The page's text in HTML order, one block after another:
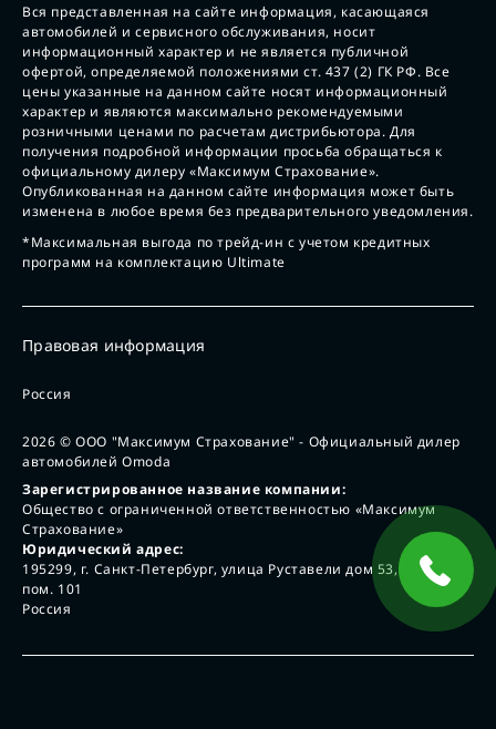
Вся представленная на сайте информация, касающаяся
автомобилей и сервисного обслуживания, носит
информационный характер и не является публичной
офертой, определяемой положениями ст. 437 (2) ГК РФ. Все
цены указанные на данном сайте носят информационный
характер и являются максимально рекомендуемыми
розничными ценами по расчетам дистрибьютора. Для
получения подробной информации просьба обращаться к
официальному дилеру «Максимум Страхование».
Опубликованная на данном сайте информация может быть
изменена в любое время без предварительного уведомления.
*Максимальная выгода по трейд-ин с учетом кредитных
программ на комплектацию Ultimate
Правовая информация
Россия
2026 © ООО "Максимум Страхование" - Официальный дилер
автомобилей Omoda
Зарегистрированное название компании:
Общество с ограниченной ответственностью «Максимум
Страхование»
Юридический адрес:
195299, г. Санкт-Петербург, улица Руставели дом 53, лит А,
пом. 101
Россия